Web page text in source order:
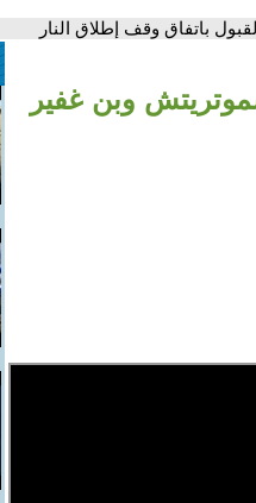
باتفاق وقف إطلاق النار
وبن غفير